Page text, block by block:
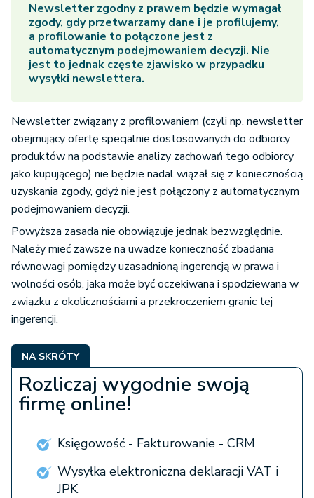
Newsletter zgodny z prawem będzie wymagał
zgody, gdy przetwarzamy dane i je profilujemy,
a profilowanie to połączone jest z
automatycznym podejmowaniem decyzji. Nie
jest to jednak częste zjawisko w przypadku
wysyłki newslettera.
Newsletter związany z profilowaniem (czyli np. newsletter
obejmujący ofertę specjalnie dostosowanych do odbiorcy
produktów na podstawie analizy zachowań tego odbiorcy
jako kupującego) nie będzie nadal wiązał się z koniecznością
uzyskania zgody, gdyż nie jest połączony z automatycznym
podejmowaniem decyzji.
Powyższa zasada nie obowiązuje jednak bezwzględnie.
Należy mieć zawsze na uwadze konieczność zbadania
równowagi pomiędzy uzasadnioną ingerencją w prawa i
wolności osób, jaka może być oczekiwana i spodziewana w
związku z okolicznościami a przekroczeniem granic tej
ingerencji.
NA SKRÓTY
Rozliczaj wygodnie swoją
firmę online!
Księgowość - Fakturowanie - CRM
Wysyłka elektroniczna deklaracji VAT i
JPK